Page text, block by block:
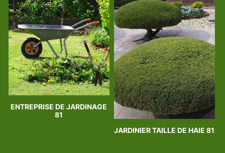
ENTREPRISE DE JARDINAGE
81
JARDINIER TAILLE DE HAIE 81